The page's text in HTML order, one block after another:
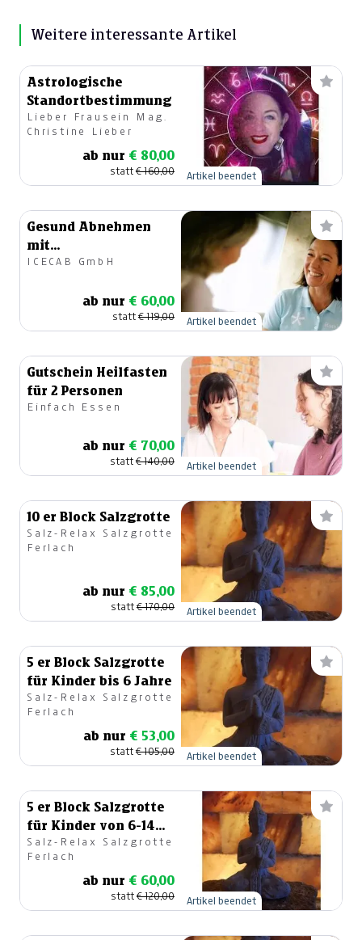
Weitere interessante Artikel
Astrologische
Standortbestimmung
Lieber Frausein Mag.
Christine Lieber
ab nur € 80,00
statt€ 160,00 Artikel beendet
Gesund Abnehmen
mit
Ernährungstraining
Ganzkörperkältekammer
ICECAB GmbH
ab nur € 60,00
statt€ 119,00 Artikel beendet
Gutschein Heilfasten
für 2 Personen
Einfach Essen
ab nur € 70,00
statt€ 140,00 Artikel beendet
10 er Block Salzgrotte
Salz-Relax Salzgrotte
Ferlach
ab nur € 85,00
statt€ 170,00 Artikel beendet
5 er Block Salzgrotte
für Kinder bis 6 Jahre
Salz-Relax Salzgrotte
Ferlach
ab nur € 53,00
statt€ 105,00 Artikel beendet
5 er Block Salzgrotte
für Kinder von 6-14
Jahre
Salz-Relax Salzgrotte
Ferlach
ab nur € 60,00
statt€ 120,00 Artikel beendet